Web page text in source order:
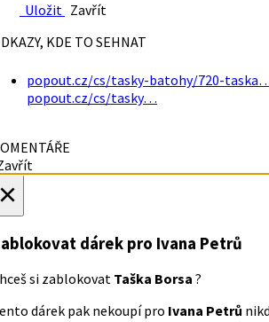
Uložit Zavřít
KDE TO SEHNAT
popout.cz/cs/tasky-batohy/720-
popout.cz/cs/tasky…
dárek pro Ivana Petrů
si zablokovat Taška Borsa ?
dárek pak nekoupí pro Ivana Petrů